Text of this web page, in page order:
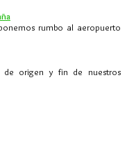
rumbo al aeropuerto
de origen y fin de nuestros